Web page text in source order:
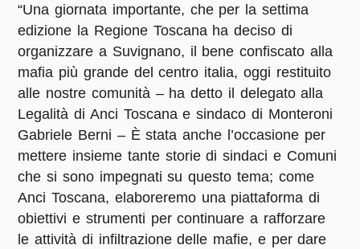
“Una giornata importante, che per la settima
edizione la Regione Toscana ha deciso di
organizzare a Suvignano, il bene confiscato alla
mafia più grande del centro italia, oggi restituito
alle nostre comunità – ha detto il delegato alla
Legalità di Anci Toscana e sindaco di Monteroni
Gabriele Berni – È stata anche l’occasione per
mettere insieme tante storie di sindaci e Comuni
che si sono impegnati su questo tema; come
Anci Toscana, elaboreremo una piattaforma di
obiettivi e strumenti per continuare a rafforzare
le attività di infiltrazione delle mafie, e per dare